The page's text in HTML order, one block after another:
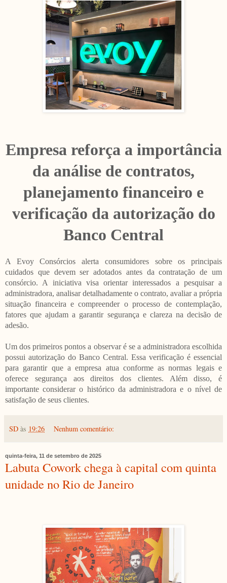
Empresa reforça a importância
da análise de contratos,
planejamento financeiro e
verificação da autorização do
Banco Central
A Evoy Consórcios alerta consumidores sobre os principais
cuidados que devem ser adotados antes da contratação de um
consórcio. A iniciativa visa orientar interessados a pesquisar a
administradora, analisar detalhadamente o contrato, avaliar a própria
situação financeira e compreender o processo de contemplação,
fatores que ajudam a garantir segurança e clareza na decisão de
adesão.
Um dos primeiros pontos a observar é se a administradora escolhida
possui autorização do Banco Central. Essa verificação é essencial
para garantir que a empresa atua conforme as normas legais e
oferece segurança aos direitos dos clientes. Além disso, é
importante considerar o histórico da administradora e o nível de
satisfação de seus clientes.
SD às 19:26 Nenhum comentário:
quinta-feira, 11 de setembro de 2025
Labuta Cowork chega à capital com quinta
unidade no Rio de Janeiro